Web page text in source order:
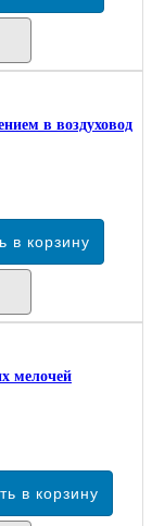
в воздуховод
мелочей